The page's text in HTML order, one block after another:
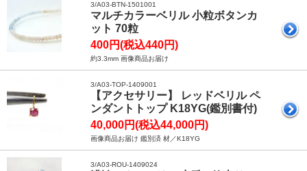
3/A03-BTN-1501001
マルチカラーベリル 小粒ボタンカ
ット 70粒
400円(税込440円)
約3.3mm 画像商品お届け
3/A03-TOP-1409001
【アクセサリー】 レッドベリル ペ
ンダントトップ K18YG(鑑別書付)
40,000円(税込44,000円)
画像商品お届け 鑑別済 材／K18YG
3/A03-ROU-1409024